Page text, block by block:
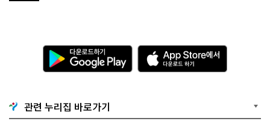
다
운
로
기
G
o
A
p
p
e
관련 누리집 바로가기